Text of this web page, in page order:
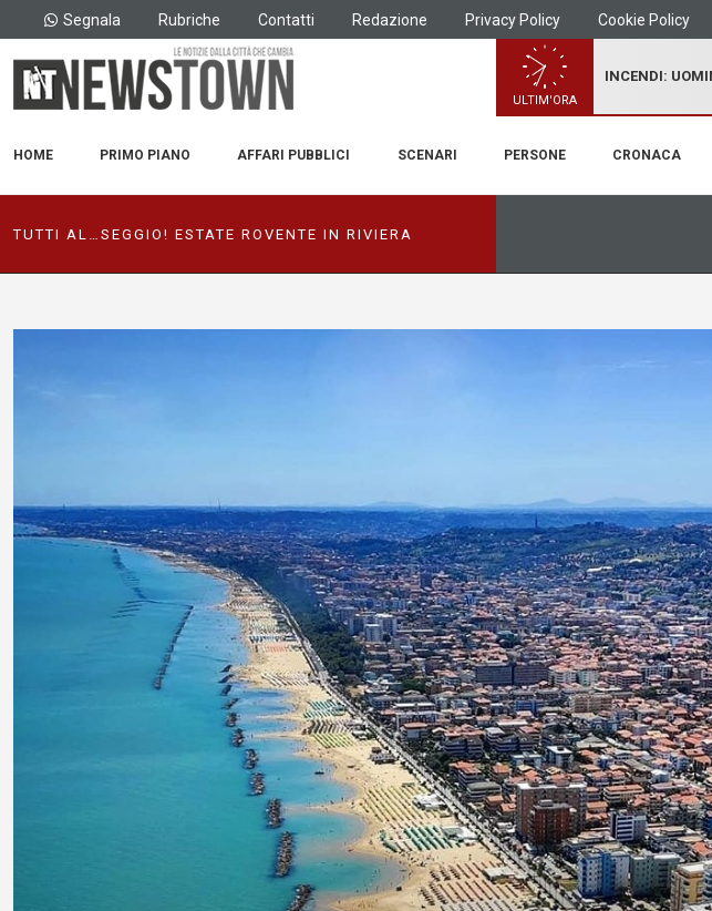
Segnala Rubriche Contatti Redazione Privacy Policy Cookie Policy
ULTIM'ORA
INCENDI:
HOME PRIMO PIANO AFFARI PUBBLICI SCENARI PERSONE CRONACA
TUTTI AL…SEGGIO! ESTATE ROVENTE IN RIVIERA